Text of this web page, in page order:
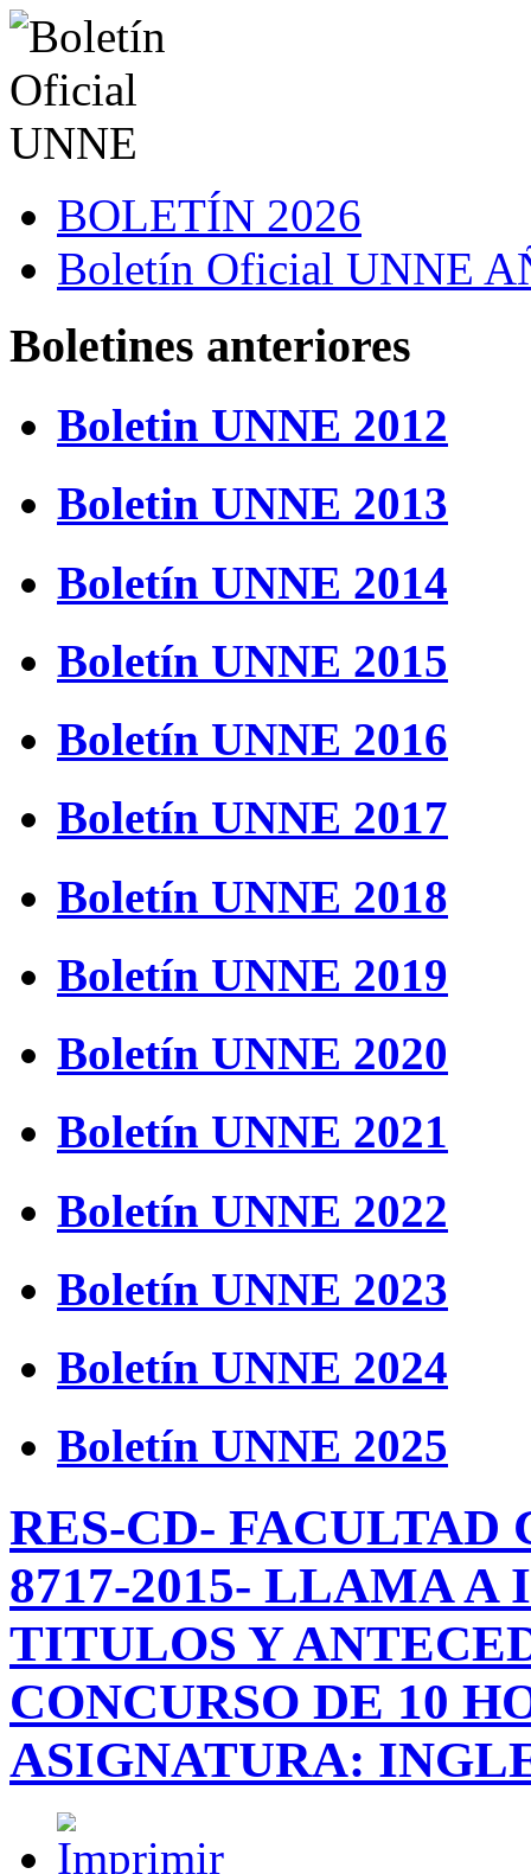
BOLETÍN 2026
Boletín Oficial UNNE
Boletines anteriores
Boletin UNNE 2012
Boletin UNNE 2013
Boletín UNNE 2014
Boletín UNNE 2015
Boletín UNNE 2016
Boletín UNNE 2017
Boletín UNNE 2018
Boletín UNNE 2019
Boletín UNNE 2020
Boletín UNNE 2021
Boletín UNNE 2022
Boletín UNNE 2023
Boletín UNNE 2024
Boletín UNNE 2025
RES-CD- FACULTAD
8717-2015- LLAMA A
TITULOS Y
CONCURSO DE 10
ASIGNATURA: